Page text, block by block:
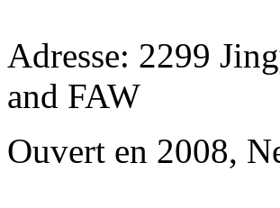
Adresse: 2299
and FAW
Ouvert en 2008,